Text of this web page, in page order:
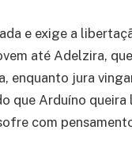
e exige a
até Adelzira,
enquanto jura
que Arduíno
com